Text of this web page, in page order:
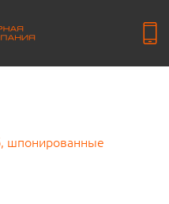
шпонированные